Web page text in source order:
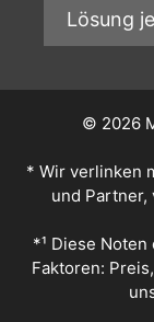
© 2026
* Wir verlinken
und Partner,
*¹ Diese
Faktoren: